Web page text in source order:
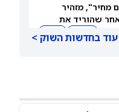
מחיר", מזהיר
שהוריד את
(אנבידיה)
עוד בחדשות השוק >